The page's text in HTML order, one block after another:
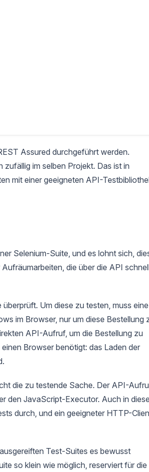
Assured durchgeführt werden.
im selben Projekt. Das ist in
mit einer geeigneten API-
Selenium-Suite, und es lohnt sich,
die über die API
Um diese zu testen, muss eine
im Browser, nur um diese Bestellung
API-Aufruf, um die Bestellung zu
Browser benötigt: das Laden der
die zu testende Sache. Der API-
den JavaScript-Executor. Auch in
durch, und ein geeigneter HTTP-
Test-Suites es bewusst
so klein wie möglich, reserviert für die